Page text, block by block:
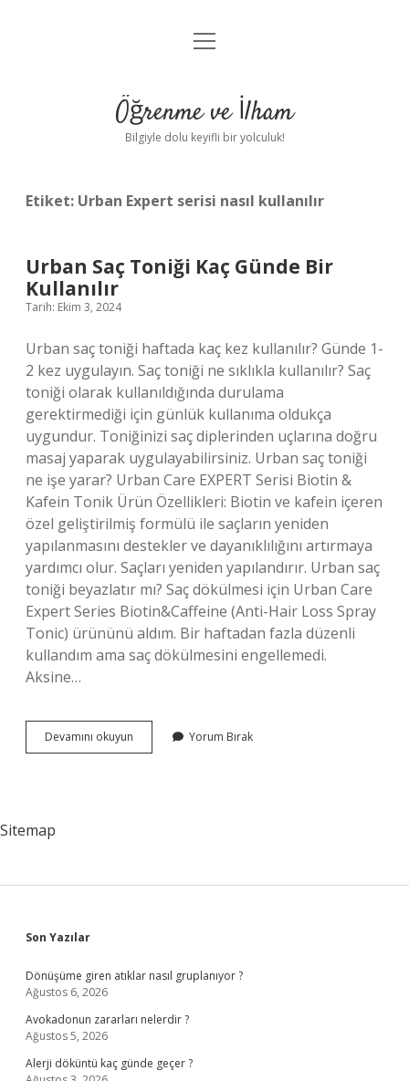
Anasayfa
Yasal Uyarı
menüyü
Öğrenme ve İlham
Bilgiyle dolu keyifli bir yolculuk!
Etiket: Urban Expert serisi nasıl kullanılır
Urban Saç Toniği Kaç Günde Bir
Kullanılır
Tarih: Ekim 3, 2024
Urban saç toniği haftada kaç kez kullanılır? Günde 1-
2 kez uygulayın. Saç toniği ne sıklıkla kullanılır? Saç
toniği olarak kullanıldığında durulama
gerektirmediği için günlük kullanıma oldukça
uygundur. Toniğinizi saç diplerinden uçlarına doğru
masaj yaparak uygulayabilirsiniz. Urban saç toniği
ne işe yarar? Urban Care EXPERT Serisi Biotin &
Kafein Tonik Ürün Özellikleri: Biotin ve kafein içeren
özel geliştirilmiş formülü ile saçların yeniden
yapılanmasını destekler ve dayanıklılığını artırmaya
yardımcı olur. Saçları yeniden yapılandırır. Urban saç
toniği beyazlatır mı? Saç dökülmesi için Urban Care
Expert Series Biotin&Caffeine (Anti-Hair Loss Spray
Tonic) ürününü aldım. Bir haftadan fazla düzenli
kullandım ama saç dökülmesini engellemedi.
Aksine…
Devamını okuyun
Saç
Yorum Bırak
Sitemap
Sidebar
Son Yazılar
Dönüşüme giren atıklar nasıl gruplanıyor ?
Ağustos 6, 2026
Avokadonun zararları nelerdir ?
Ağustos 5, 2026
Alerji döküntü kaç günde geçer ?